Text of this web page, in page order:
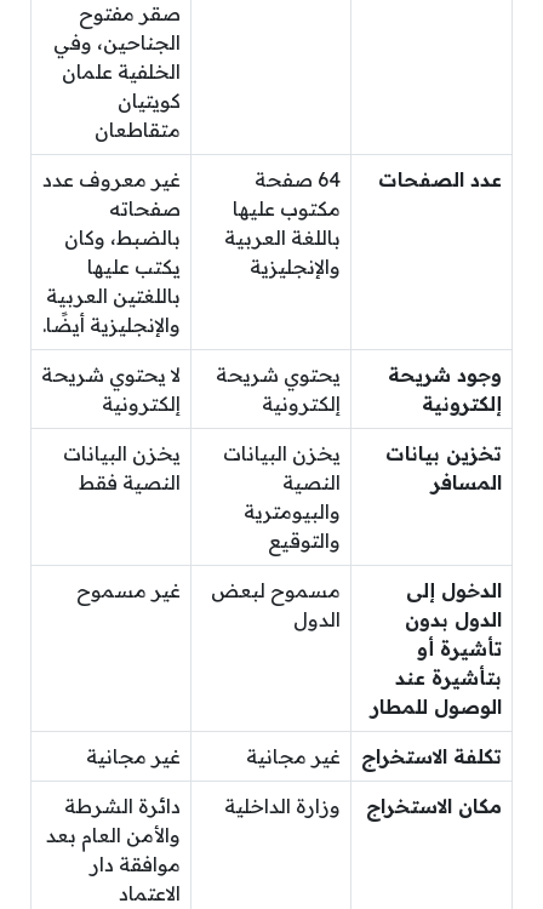
صقر مفتوح
الجناحين، وفي
الخلفية علمان
كويتيان
متقاطعان
عدد الصفحات
64 صفحة
مكتوب عليها
باللغة العربية
والإنجليزية
غير معروف عدد
صفحاته
بالضبط، وكان
يكتب عليها
باللغتين العربية
والإنجليزية أيضًا.
وجود شريحة
إلكترونية
يحتوي شريحة
إلكترونية
لا يحتوي شريحة
إلكترونية
تخزين بيانات
المسافر
يخزن البيانات
النصية
والبيومترية
والتوقيع
يخزن البيانات
النصية فقط
الدخول إلى
الدول بدون
تأشيرة أو
بتأشيرة عند
الوصول للمطار
مسموح لبعض
الدول
غير مسموح
تكلفة الاستخراج غير مجانية غير مجانية
مكان الاستخراج وزارة الداخلية
دائرة الشرطة
والأمن العام بعد
موافقة دار
الاعتماد